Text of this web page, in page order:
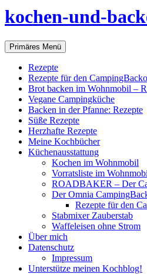
kochen-und-
Suchen
Primäres Menü
Rezepte
Rezepte für den
Brot backen im Wohnmobil –
Vegane Campingküche
Backen in der Pfanne: Rezepte
Süße Rezepte
Herzhafte Rezepte
Meine Kochbücher
Küchenausstattung
Kochen im Wohnmobil
Vorratsliste im
ROADBAKER – Der
Der Omnia
Rezepte für den
Stabmixer Zauberstab
Waffeleisen ohne Strom
Über mich
Datenschutz
Impressum
Unterstütze meinen Kochblog!